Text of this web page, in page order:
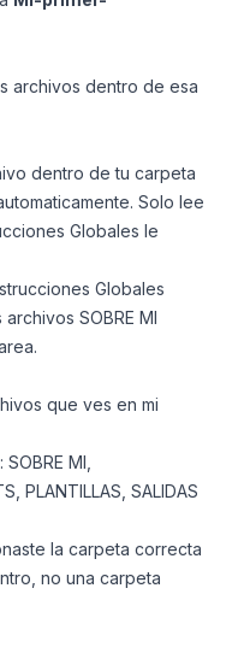
archivos dentro de esa
dentro de tu carpeta
Solo lee
Globales le
Globales
SOBRE MI
que ves en mi
MI,
PLANTILLAS, SALIDAS
la carpeta correcta
no una carpeta